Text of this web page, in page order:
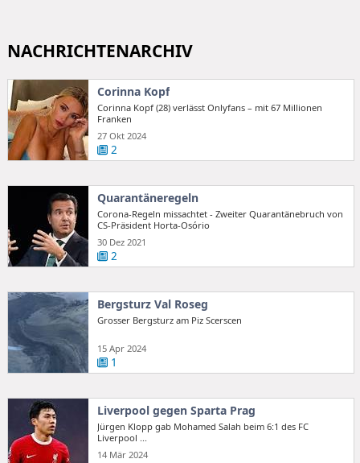
NACHRICHTENARCHIV
Corinna Kopf
Corinna Kopf (28) verlässt Onlyfans – mit 67 Millionen
Franken
27 Okt 2024
2
Quarantäneregeln
Corona-Regeln missachtet - Zweiter Quarantänebruch von
CS-Präsident Horta-Osório
30 Dez 2021
2
Bergsturz Val Roseg
Grosser Bergsturz am Piz Scerscen
15 Apr 2024
1
Liverpool gegen Sparta Prag
Jürgen Klopp gab Mohamed Salah beim 6:1 des FC
Liverpool ...
14 Mär 2024